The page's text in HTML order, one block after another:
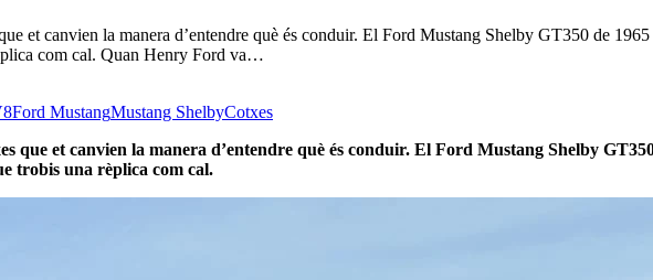
et canvien la manera d’entendre què és conduir. El Ford Mustang Shelby GT350 de
com cal. Quan Henry Ford va…
Ford MustangMustang ShelbyCotxes
que et canvien la manera d’entendre què és conduir. El Ford Mustang Shelby
trobis una rèplica com cal.